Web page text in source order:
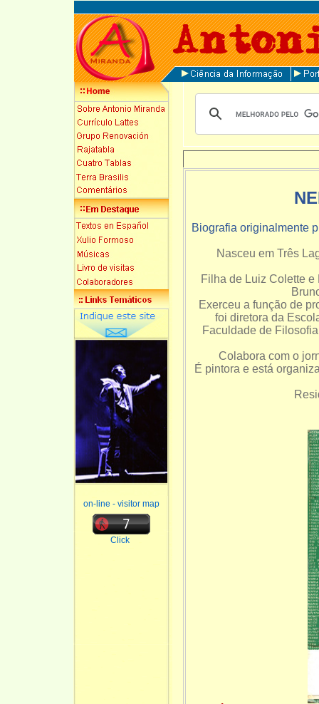
on-line - visitor map
Click
Biografia originalmente
Nasceu em Três
Filha de Luiz Colette
Exerceu a função de
foi diretora da
Faculdade de
Colabora com o
É pintora e está